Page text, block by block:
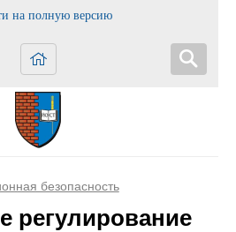
на полную версию
безопасность
регулирование